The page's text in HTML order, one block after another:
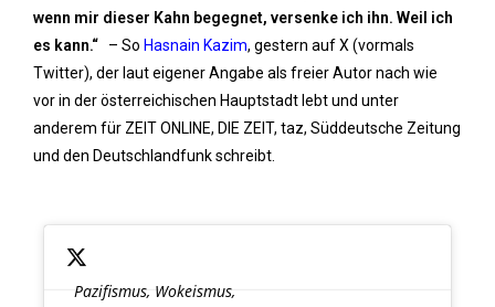
wenn mir dieser Kahn begegnet, versenke ich ihn. Weil ich
es kann.“ – So Hasnain Kazim, gestern auf X (vormals
Twitter), der laut eigener Angabe als freier Autor nach wie
vor in der österreichischen Hauptstadt lebt und unter
anderem für ZEIT ONLINE, DIE ZEIT, taz, Süddeutsche Zeitung
und den Deutschlandfunk schreibt.
Pazifismus, Wokeismus,